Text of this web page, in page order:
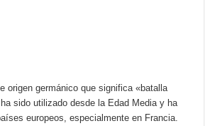
origen germánico que significa «batalla
sido utilizado desde la Edad Media y ha
europeos, especialmente en Francia.